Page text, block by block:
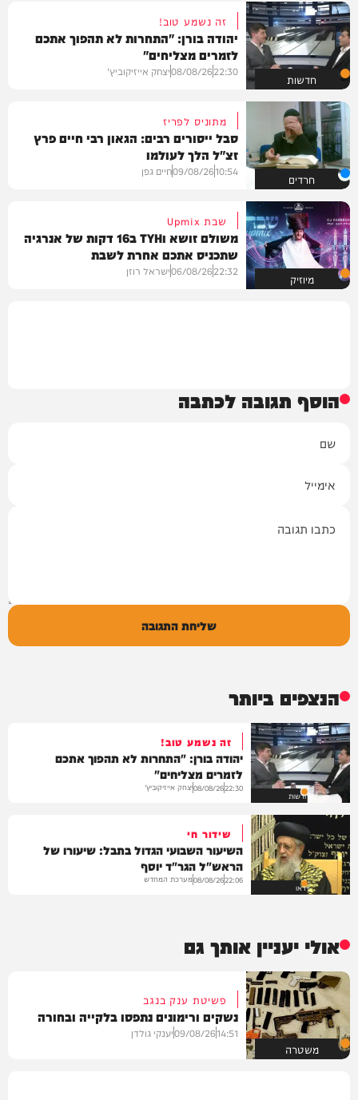
חדשות
זה נשמע טוב!
יהודה בורן: "התחרות לא תהפוך אתכם
לזמרים מצליחים"
22:30
08/08/26יצחק אייזיקוביץ'
חרדים
מתוניס לפריז
סבל ייסורים רבים: הגאון רבי חיים פרץ
זצ"ל הלך לעולמו
10:54
09/08/26חיים גפן
מיוזיק
שבת Upmix
משולם זושא וTYH ב16 דקות של אנרגיה
שתכניס אתכם אחרת לשבת
22:32
06/08/26ישראל רוזן
הוסף תגובה לכתבה
שליחת התגובה
הנצפים ביותר
חדשות
זה נשמע טוב!
יהודה בורן: "התחרות לא תהפוך אתכם
לזמרים מצליחים"
22:30
08/08/26יצחק אייזיקוביץ'
וידאו
שידור חי
השיעור השבועי הגדול בתבל: שיעורו של
הראש"ל הגר"ד יוסף
22:06
08/08/26מערכת המחדש
אולי יעניין אותך גם
משטרה
פשיטת ענק בנגב
נשקים ורימונים נתפסו בלקייה ובחורה
14:51
09/08/26יענקי גולדן